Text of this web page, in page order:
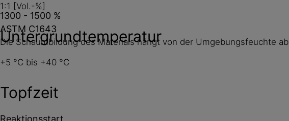
1300 - 1500 %
ASTM C1643
Die Schaumbildung des Materials hängt von der Umgebungsfeuchte ab
1:1 [Vol.-%]
Untergrundtemperatur
+5 °C bis +40 °C
Topfzeit
Reaktionsstart